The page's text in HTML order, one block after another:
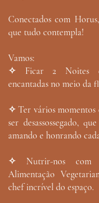
Conectados com
que tudo contempla!
Vamos:
✧ Ficar 2 Noites
encantadas no meio da
✧ Ter vários momentos
ser desassossegado,
amando e honrando
✧ Nutrir-nos com
Alimentação
chef incrível do espaço.